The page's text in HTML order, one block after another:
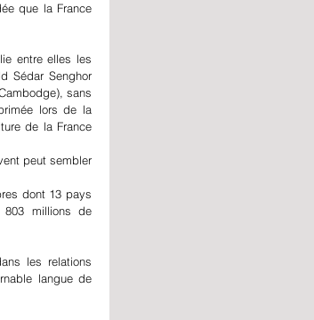
que la France
entre elles les
Sédar Senghor
sans
lors de la
de la France
peut sembler
dont 13 pays
803 millions de
les relations
langue de